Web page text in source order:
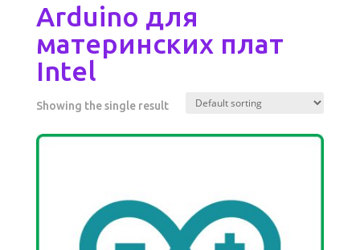
Arduino для
материнских плат
Intel
Showing the single result